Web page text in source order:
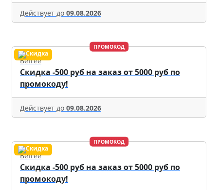
Действует до 09.08.2026
ПРОМОКОД
Befree
Скидка -500 руб на заказ от 5000 руб по
промокоду!
Действует до 09.08.2026
ПРОМОКОД
Befree
Скидка -500 руб на заказ от 5000 руб по
промокоду!